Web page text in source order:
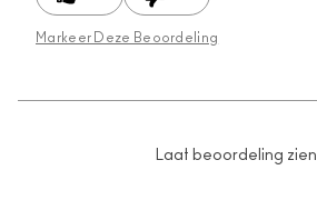
Markeer Deze Beoordeling
Laat beoordeling zien